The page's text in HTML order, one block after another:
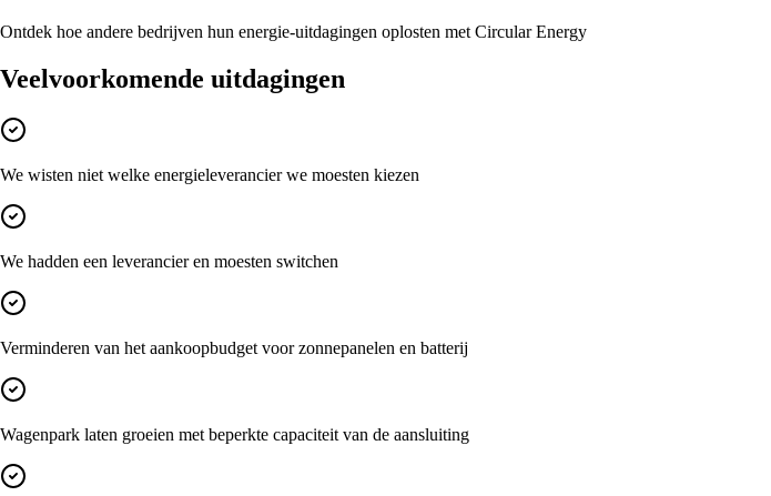
Ontdek hoe andere bedrijven hun energie-uitdagingen oplosten met Circular Energy
Veelvoorkomende uitdagingen
We wisten niet welke energieleverancier we moesten kiezen
We hadden een leverancier en moesten switchen
Verminderen van het aankoopbudget voor zonnepanelen en batterij
Wagenpark laten groeien met beperkte capaciteit van de aansluiting